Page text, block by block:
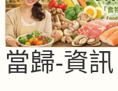
當歸-資訊